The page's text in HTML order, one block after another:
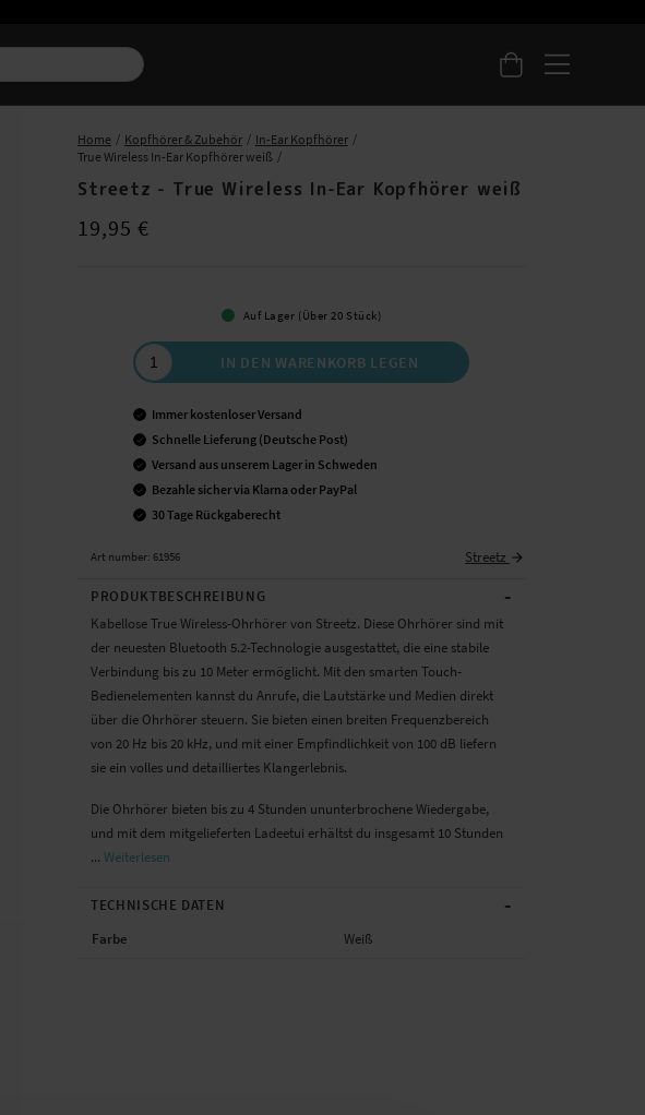
Home Kopfhörer & Zubehör
In-Ear Kopfhörer
True Wireless In-Ear Kopfhörer weiß
Streetz - True Wireless In-Ear Kopfhörer weiß
Preis:19,95 €
19,95 €
Auf Lager (Über 20 Stück)
IN DEN WARENKORB LEGEN
Immer kostenloser Versand
Schnelle Lieferung (Deutsche Post)
Versand aus unserem Lager in Schweden
Bezahle sicher via Klarna oder PayPal
30 Tage Rückgaberecht
Art number: 61956 Streetz
PRODUKTBESCHREIBUNG -
Kabellose True Wireless-Ohrhörer von Streetz. Diese Ohrhörer sind mit
der neuesten Bluetooth 5.2-Technologie ausgestattet, die eine stabile
Verbindung bis zu 10 Meter ermöglicht. Mit den smarten Touch-
Bedienelementen kannst du Anrufe, die Lautstärke und Medien direkt
über die Ohrhörer steuern. Sie bieten einen breiten Frequenzbereich
von 20 Hz bis 20 kHz, und mit einer Empfindlichkeit von 100 dB liefern
sie ein volles und detailliertes Klangerlebnis.
Die Ohrhörer bieten bis zu 4 Stunden ununterbrochene Wiedergabe,
und mit dem mitgelieferten Ladeetui erhältst du insgesamt 10 Stunden
... Weiterlesen
TECHNISCHE DATEN -
Farbe Weiß